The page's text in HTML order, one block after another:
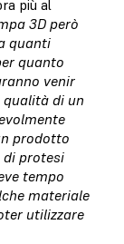
più al
3D però
quanti
quanto
venir
qualità di un
prodotto
protesi
tempo
materiale
utilizzare